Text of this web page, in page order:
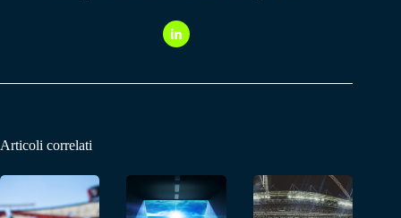
Articoli correlati